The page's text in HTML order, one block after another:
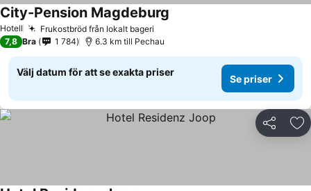
Hotell Frukostbröd från lokalt bageri
City-Pension Magdeburg
7,8 Bra 1 784 6.3 km till Pechau
Välj datum för att se exakta priser
Se priser
Dela